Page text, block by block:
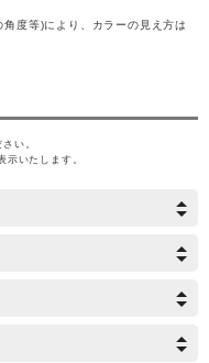
度等)により、カラーの見え方は
い。
示いたします。